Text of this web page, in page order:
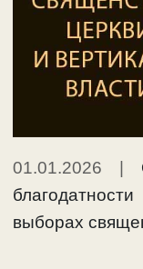
01.01.2026 |
выборах